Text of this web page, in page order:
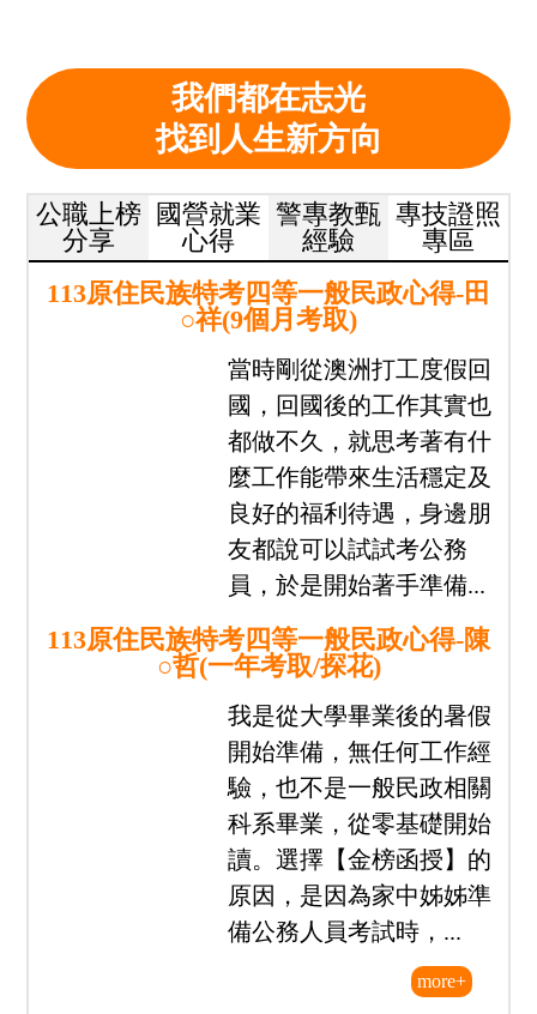
我們都在志光
找到人生新方向
國營就業
心得
警專教甄
經驗
專技證照
專區
113原住民族特考四等一般民政心得-田
○祥(9個月考取)
當時剛從澳洲打工度假回
國，回國後的工作其實也
都做不久，就思考著有什
麼工作能帶來生活穩定及
良好的福利待遇，身邊朋
友都說可以試試考公務
員，於是開始著手準備...
113原住民族特考四等一般民政心得-陳
○哲(一年考取/探花)
我是從大學畢業後的暑假